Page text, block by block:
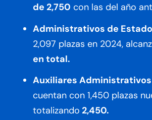
de 2,750 con las del año
Administrativos de
2,097 plazas en 2024,
en total.
Auxiliares
cuentan con 1,450 plazas
totalizando 2,450.